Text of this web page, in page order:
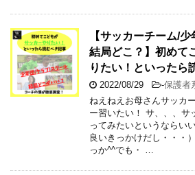
【サッカーチーム/
結局どこ？】初めて
りたい！といったら
2022/08/29 -保護者
ねえねえお母さんサッカ
ー習いたい！ サ、、、サ
ってみたいというならい
良いきっかけだし・・・
っか^^でも・ …